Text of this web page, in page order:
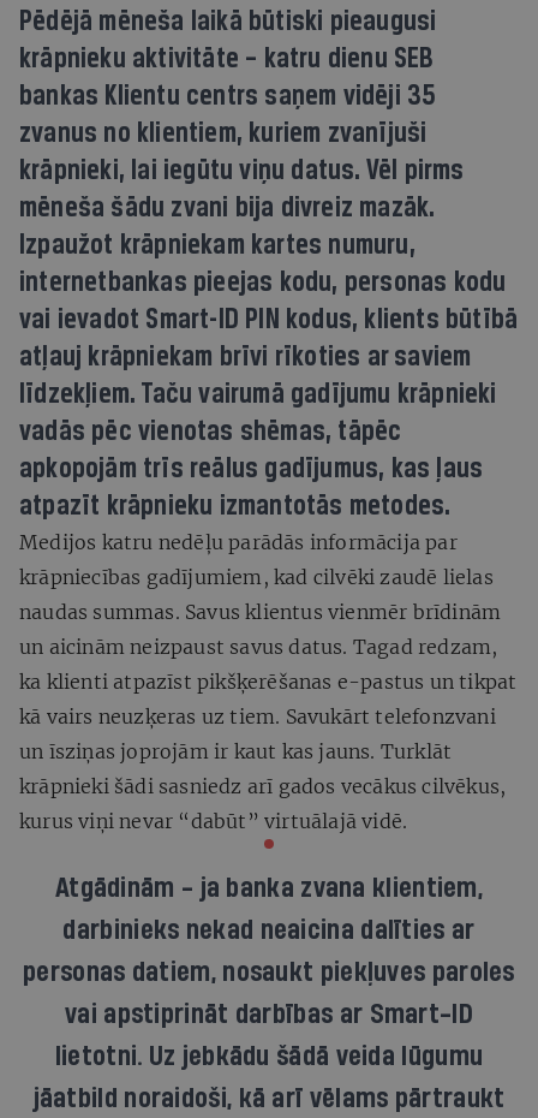
Pēdējā mēneša laikā būtiski pieaugusi
krāpnieku aktivitāte – katru dienu SEB
bankas Klientu centrs saņem vidēji 35
zvanus no klientiem, kuriem zvanījuši
krāpnieki, lai iegūtu viņu datus. Vēl pirms
mēneša šādu zvani bija divreiz mazāk.
Izpaužot krāpniekam kartes numuru,
internetbankas pieejas kodu, personas kodu
vai ievadot Smart-ID PIN kodus, klients būtībā
atļauj krāpniekam brīvi rīkoties ar saviem
līdzekļiem. Taču vairumā gadījumu krāpnieki
vadās pēc vienotas shēmas, tāpēc
apkopojām trīs reālus gadījumus, kas ļaus
atpazīt krāpnieku izmantotās metodes.
Medijos katru nedēļu parādās informācija par
krāpniecības gadījumiem, kad cilvēki zaudē lielas
naudas summas. Savus klientus vienmēr brīdinām
un aicinām neizpaust savus datus. Tagad redzam,
ka klienti atpazīst pikšķerēšanas e-pastus un tikpat
kā vairs neuzķeras uz tiem. Savukārt telefonzvani
un īsziņas joprojām ir kaut kas jauns. Turklāt
krāpnieki šādi sasniedz arī gados vecākus cilvēkus,
kurus viņi nevar “dabūt” virtuālajā vidē.
Atgādinām - ja banka zvana klientiem,
darbinieks nekad neaicina dalīties ar
personas datiem, nosaukt piekļuves paroles
vai apstiprināt darbības ar Smart-ID
lietotni. Uz jebkādu šādā veida lūgumu
jāatbild noraidoši, kā arī vēlams pārtraukt